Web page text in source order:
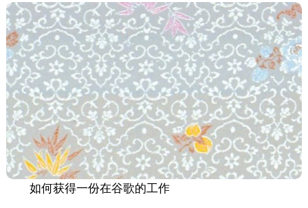
如何获得一份在谷歌的工作